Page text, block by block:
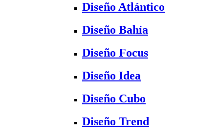
Diseño Atlántico
Diseño Bahía
Diseño Focus
Diseño Idea
Diseño Cubo
Diseño Trend